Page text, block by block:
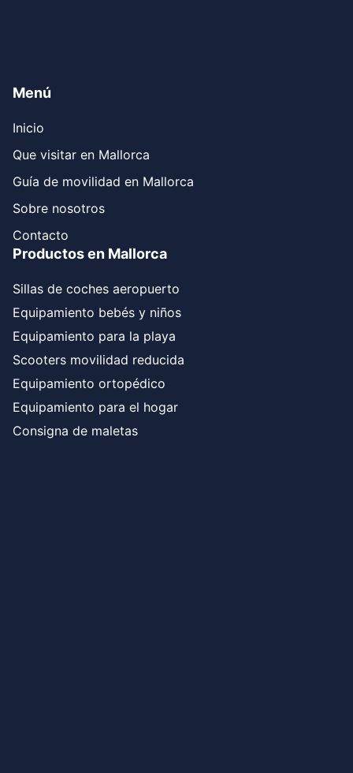
Menú
Inicio
Que visitar en Mallorca
Guía de movilidad en Mallorca
Sobre nosotros
Contacto
Productos en Mallorca
Sillas de coches aeropuerto
Equipamiento bebés y niños
Equipamiento para la playa
Scooters movilidad reducida
Equipamiento ortopédico
Equipamiento para el hogar
Consigna de maletas